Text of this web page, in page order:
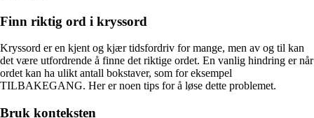
Finn riktig ord i kryssord
Kryssord er en kjent og kjær tidsfordriv for mange, men av og til kan
det være utfordrende å finne det riktige ordet. En vanlig hindring er når
ordet kan ha ulikt antall bokstaver, som for eksempel
TILBAKEGANG. Her er noen tips for å løse dette problemet.
Bruk konteksten